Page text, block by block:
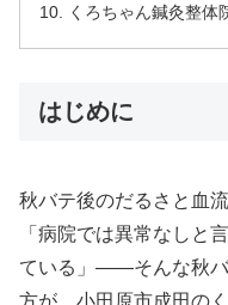
くろちゃん鍼灸整体
はじめに
秋バテ後のだるさと血
「病院では異常なしと
ている」——そんな秋バ